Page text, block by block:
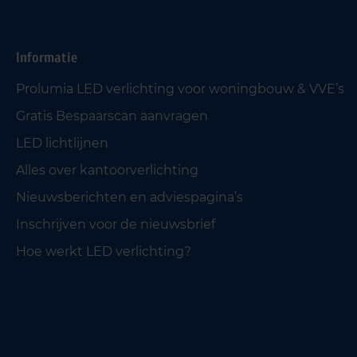
Informatie
Prolumia LED verlichting voor woningbouw & VVE’s
Gratis Bespaarscan aanvragen
LED lichtlijnen
Alles over kantoorverlichting
Nieuwsberichten en adviespagina’s
Inschrijven voor de nieuwsbrief
Hoe werkt LED verlichting?